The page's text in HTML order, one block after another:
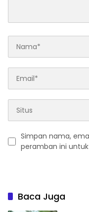
Simpan nama,
peramban ini
Baca Juga